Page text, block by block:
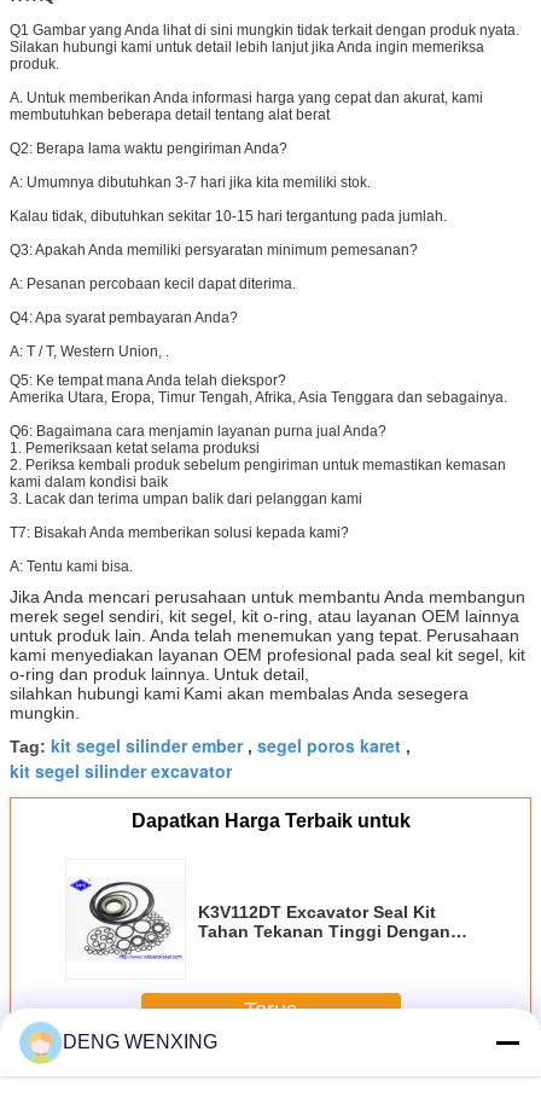
Q1 Gambar yang Anda lihat di sini mungkin tidak terkait dengan produk nyata.
Silakan hubungi kami untuk detail lebih lanjut jika Anda ingin memeriksa
produk.
A. Untuk memberikan Anda informasi harga yang cepat dan akurat, kami
membutuhkan beberapa detail tentang alat berat
Q2: Berapa lama waktu pengiriman Anda?
A: Umumnya dibutuhkan 3-7 hari jika kita memiliki stok.
Kalau tidak, dibutuhkan sekitar 10-15 hari tergantung pada jumlah.
Q3: Apakah Anda memiliki persyaratan minimum pemesanan?
A: Pesanan percobaan kecil dapat diterima.
Q4: Apa syarat pembayaran Anda?
A: T / T, Western Union, .
Q5: Ke tempat mana Anda telah diekspor?
Amerika Utara, Eropa, Timur Tengah, Afrika, Asia Tenggara dan sebagainya.
Q6: Bagaimana cara menjamin layanan purna jual Anda?
1. Pemeriksaan ketat selama produksi
2. Periksa kembali produk sebelum pengiriman untuk memastikan kemasan
kami dalam kondisi baik
3. Lacak dan terima umpan balik dari pelanggan kami
T7: Bisakah Anda memberikan solusi kepada kami?
A: Tentu kami bisa.
Jika Anda mencari perusahaan untuk membantu Anda membangun
merek segel sendiri, kit segel, kit o-ring, atau layanan OEM lainnya
untuk produk lain. Anda telah menemukan yang tepat. Perusahaan
kami menyediakan layanan OEM profesional pada seal kit segel, kit
o-ring dan produk lainnya. Untuk detail,
silahkan hubungi kami Kami akan membalas Anda sesegera
mungkin.
Tag: kit segel silinder ember, segel poros karet ,
kit segel silinder excavator
Dapatkan Harga Terbaik untuk
K3V112DT Excavator Seal Kit
Tahan Tekanan Tinggi Dengan
Terus
LebihExcavator Seal Kit
DENG WENXING